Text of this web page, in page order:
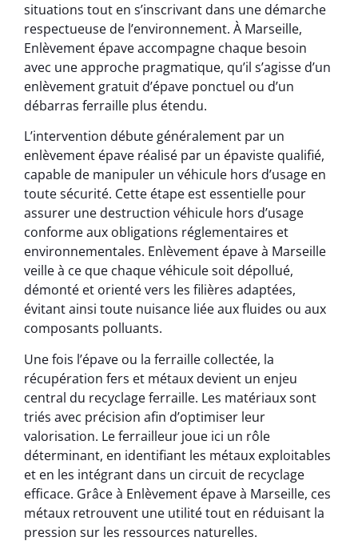
situations tout en s’inscrivant dans une démarche
respectueuse de l’environnement. À Marseille,
Enlèvement épave accompagne chaque besoin
avec une approche pragmatique, qu’il s’agisse d’un
enlèvement gratuit d’épave ponctuel ou d’un
débarras ferraille plus étendu.
L’intervention débute généralement par un
enlèvement épave réalisé par un épaviste qualifié,
capable de manipuler un véhicule hors d’usage en
toute sécurité. Cette étape est essentielle pour
assurer une destruction véhicule hors d’usage
conforme aux obligations réglementaires et
environnementales. Enlèvement épave à Marseille
veille à ce que chaque véhicule soit dépollué,
démonté et orienté vers les filières adaptées,
évitant ainsi toute nuisance liée aux fluides ou aux
composants polluants.
Une fois l’épave ou la ferraille collectée, la
récupération fers et métaux devient un enjeu
central du recyclage ferraille. Les matériaux sont
triés avec précision afin d’optimiser leur
valorisation. Le ferrailleur joue ici un rôle
déterminant, en identifiant les métaux exploitables
et en les intégrant dans un circuit de recyclage
efficace. Grâce à Enlèvement épave à Marseille, ces
métaux retrouvent une utilité tout en réduisant la
pression sur les ressources naturelles.